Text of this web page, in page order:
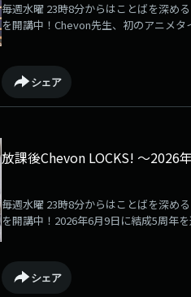
毎週水曜 23時8分からはことばを深め
を開講中！Chevon先生、初のアニメ
「六ノ輪」を深化ッッ！！！しかし圧
は、【Chevon LOCKS!掲示板】か【
シェア
放課後Chevon LOCKS! 〜2026
毎週水曜 23時8分からはことばを深め
を開講中！2026年6月9日に結成5周年
示板】か【Chevon LOCKS!のメールフ
シェア